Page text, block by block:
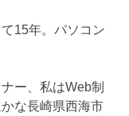
15年。パソコン
ー、私はWeb制
な長崎県西海市